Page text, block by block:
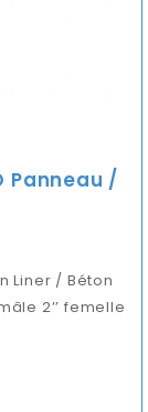
Panneau /
Liner / Béton
2’’ femelle